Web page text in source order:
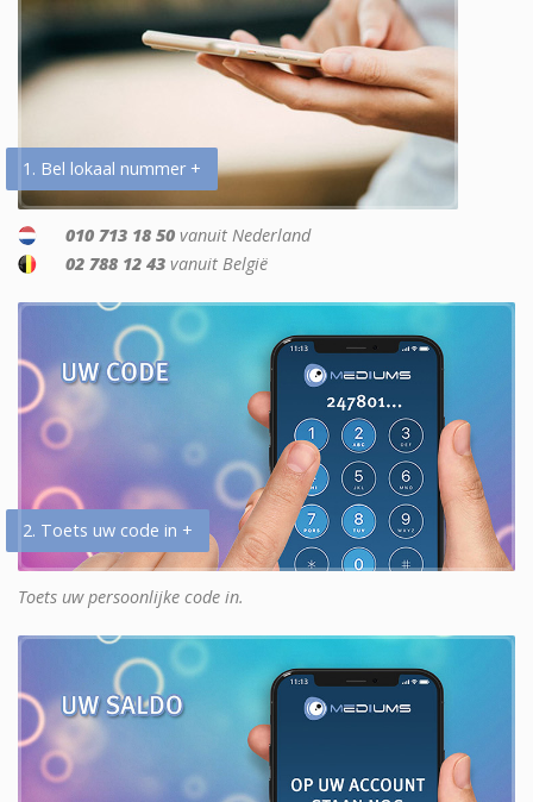
1. Bel lokaal nummer +
010 713 18 50 vanuit Nederland
02 788 12 43 vanuit België
2. Toets uw code in +
Toets uw persoonlijke code in.